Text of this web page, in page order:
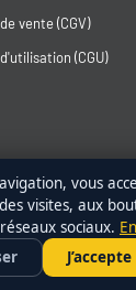
vente (CGV)
(CGU)
2010 par
et de paris
des parieurs.
et notre
•
Profiter
vous
visites, aux
sociaux.
J’accepte